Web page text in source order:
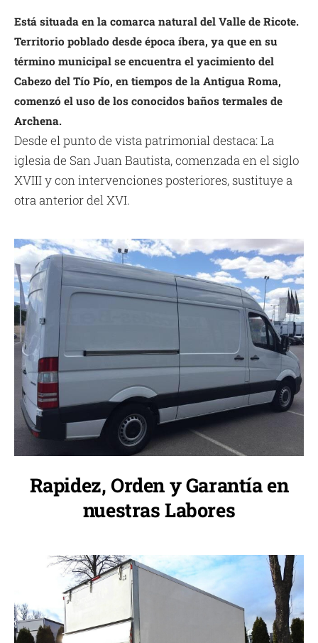
Está situada en la comarca natural del Valle de Ricote.
Territorio poblado desde época íbera, ya que en su
término municipal se encuentra el yacimiento del
Cabezo del Tío Pío, en tiempos de la Antigua Roma,
comenzó el uso de los conocidos baños termales de
Archena.
Desde el punto de vista patrimonial destaca: La
iglesia de San Juan Bautista, comenzada en el siglo
XVIII y con intervenciones posteriores, sustituye a
otra anterior del XVI.
Rapidez, Orden y Garantía en
nuestras Labores